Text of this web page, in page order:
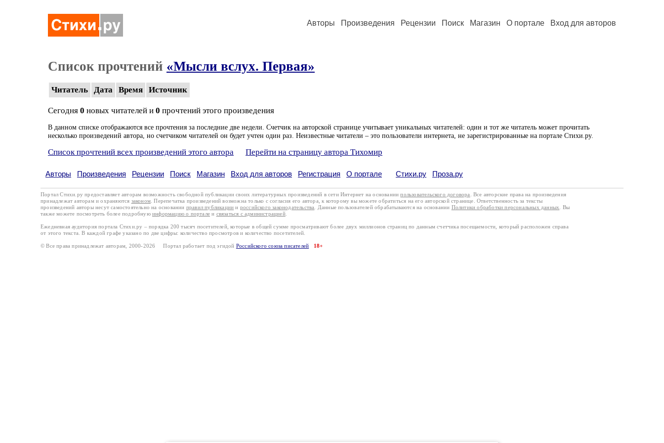
Авторы Произведения Рецензии Поиск Магазин О портале Вход для авторов
Список прочтений «Мысли вслух. Первая»
Читатель Дата Время Источник
Сегодня 0 новых читателей и 0 прочтений этого произведения
В данном списке отображаются все прочтения за последние две недели. Счетчик на авторской странице учитывает уникальных читателей: один и тот же читатель может прочитать
несколько произведений автора, но счетчиком читателей он будет учтен один раз. Неизвестные читатели – это пользователи интернета, не зарегистрированные на портале Стихи.ру.
Список прочтений всех произведений этого автора Перейти на страницу автора Тихомир
Авторы Произведения Рецензии Поиск Магазин Вход для авторов Регистрация О портале Стихи.ру Проза.ру
Портал Стихи.ру предоставляет авторам возможность свободной публикации своих литературных произведений в сети Интернет на основаниипользовательского договора
. Все авторские права на произведения
принадлежат авторам и охраняются законом . Перепечатка произведений возможна только с согласия его автора, к которому вы можете обратиться на его авторской странице. Ответственность за тексты
произведений авторы несут самостоятельно на основании правил публикации и российского законодательства . Данные пользователей обрабатываются на основании Политики обработки персональных данных
. Вы
также можете посмотреть более подробную информацию о портале и связаться с администрацией.
Ежедневная аудитория портала Стихи.ру – порядка 200 тысяч посетителей, которые в общей сумме просматривают более двух миллионов страниц по данным счетчика посещаемости, который расположен справа
от этого текста. В каждой графе указано по две цифры: количество просмотров и количество посетителей.
© Все права принадлежат авторам, 2000-2026 Портал работает под эгидой Российского союза писателей 18+